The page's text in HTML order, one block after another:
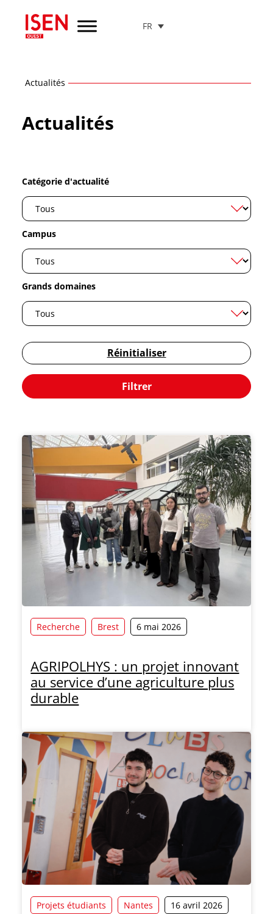
contenu
FR
Actualités
Actualités
Catégorie d'actualité
Campus
Grands domaines
Réinitialiser
Recherche Brest 6 mai 2026
AGRIPOLHYS : un projet innovant
au service d’une agriculture plus
durable
Projets étudiants Nantes 16 avril 2026